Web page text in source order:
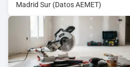
Madrid Sur (Datos AEMET)